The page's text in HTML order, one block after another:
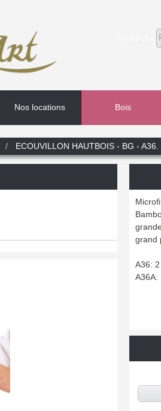
Nos locations Bois
Recherche
ECOUVILLON HAUTBOIS - BG - A36.
grand
A36:
A36A: